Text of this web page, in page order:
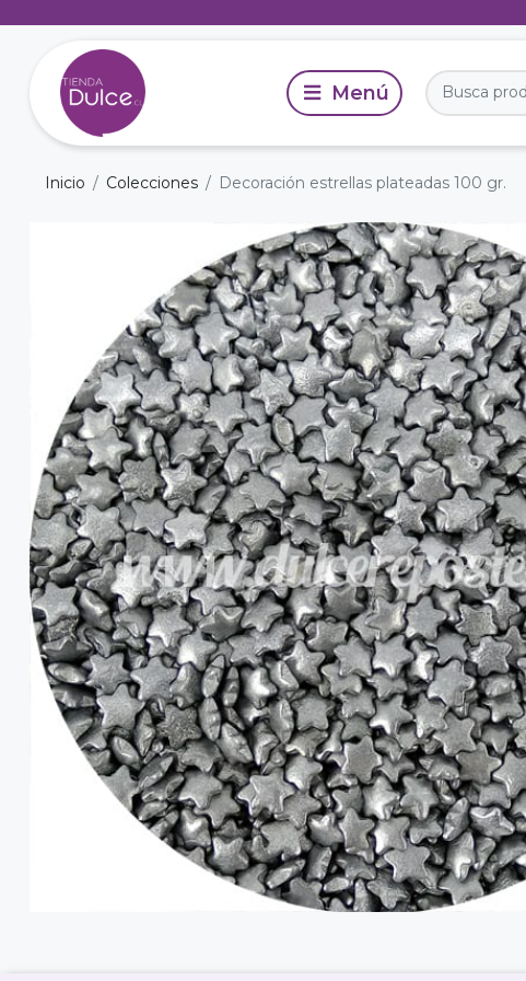
Inicio Colecciones Decoración estrellas plateadas 100 gr.